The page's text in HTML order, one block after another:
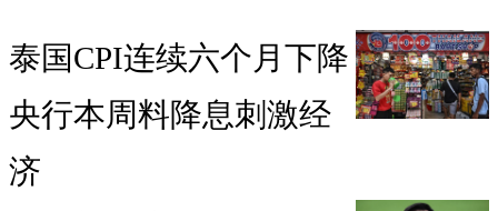
泰国CPI连续六个月下降
央行本周料降息刺激经
济